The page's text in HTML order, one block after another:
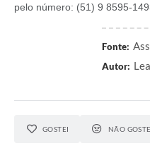
pelo número: (51) 9 8595-
Fonte:
Autor:
GOSTEI NÃO